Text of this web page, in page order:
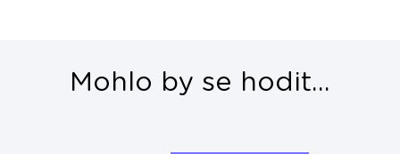
Mohlo by se hodit...